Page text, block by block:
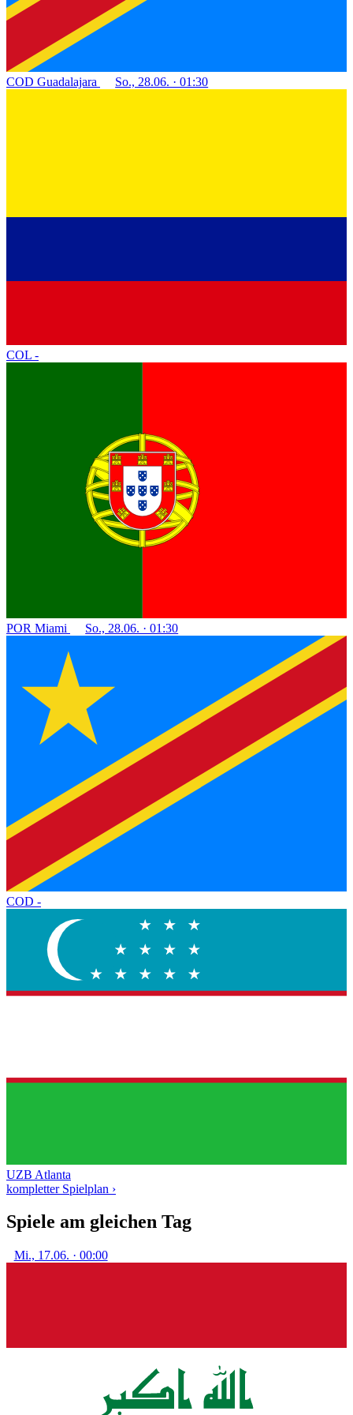
COD Guadalajara So., 28.06. · 01:30
COL -
POR Miami So., 28.06. · 01:30
COD -
UZB Atlanta
kompletter Spielplan ›
Spiele am gleichen Tag
Mi., 17.06. · 00:00